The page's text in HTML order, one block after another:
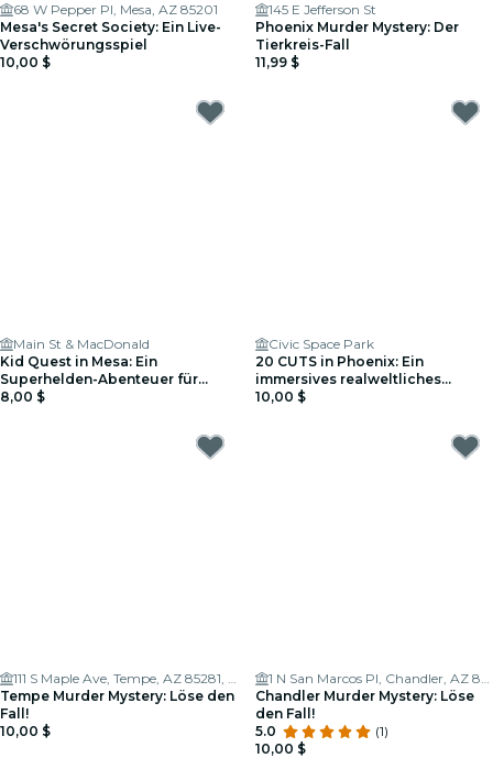
68 W Pepper Pl, Mesa, AZ 85201
Mesa's Secret Society: Ein Live-
Verschwörungsspiel
10,00 $
145 E Jefferson St
Phoenix Murder Mystery: Der
Tierkreis-Fall
11,99 $
Main St & MacDonald
Kid Quest in Mesa: Ein
Superhelden-Abenteuer für
Kinder (4–8 Jahre)
8,00 $
Civic Space Park
20 CUTS in Phoenix: Ein
immersives realweltliches
Thriller-Spiel
10,00 $
111 S Maple Ave, Tempe, AZ 85281, USA
Tempe Murder Mystery: Löse den
Fall!
10,00 $
1 N San Marcos Pl, Chandler, AZ 85225, USA
Chandler Murder Mystery: Löse
den Fall!
5.0
(1)
10,00 $